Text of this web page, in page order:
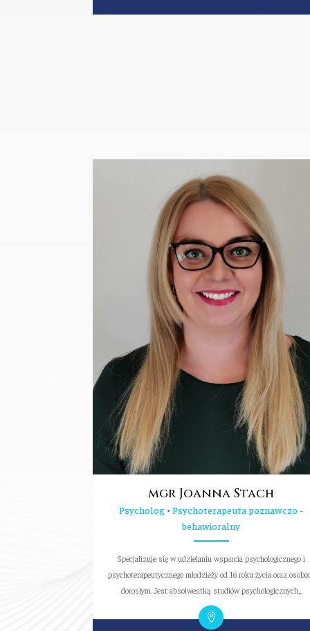
mgr Joanna Stach
Psycholog •Psychoterapeuta poznawczo -
behawioralny
Specjalizuje się w udzielaniu wsparcia psychologicznego i
psychoterapeutycznego młodzieży od 16 roku życia oraz
dorosłym. Jest absolwentką studiów psychologicznych,...